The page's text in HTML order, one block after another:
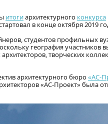
итогиархитектурного конкурса
в конце октября 2019
студентов профильных
география
творческих
архитектурного бюро«АС-
«АС-Проект»